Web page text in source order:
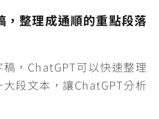
整理成通順的重點段落
，ChatGPT可以快速整理
段文本，讓ChatGPT分析